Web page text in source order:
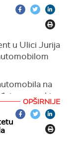
u Ulici Jurija
na
svaki
nalogu
da će
nas
OPŠIRNIJE